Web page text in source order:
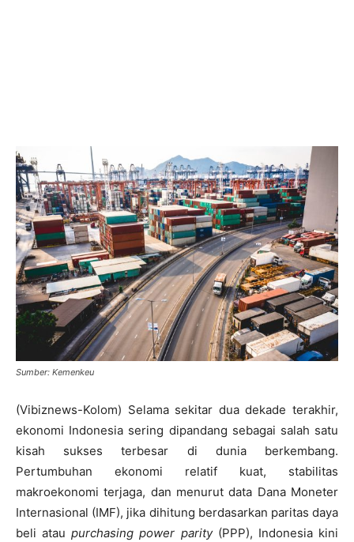
Sumber: Kemenkeu
(Vibiznews-Kolom) Selama sekitar dua dekade terakhir,
ekonomi Indonesia sering dipandang sebagai salah satu
kisah sukses terbesar di dunia berkembang.
Pertumbuhan ekonomi relatif kuat, stabilitas
makroekonomi terjaga, dan menurut data Dana Moneter
Internasional (IMF), jika dihitung berdasarkan paritas daya
beli ataupurchasing power parity(PPP), Indonesia kini